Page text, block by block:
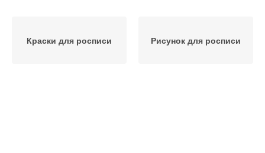
Краски для росписи Рисунок для росписи